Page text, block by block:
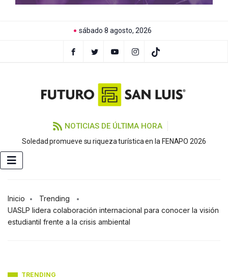
sábado 8 agosto, 2026
NOTICIAS DE ÚLTIMA HORA
Soledad promueve su riqueza turística en la FENAPO 2026
Inicio
Trending
UASLP lidera colaboración internacional para conocer la visión
estudiantil frente a la crisis ambiental
TRENDING